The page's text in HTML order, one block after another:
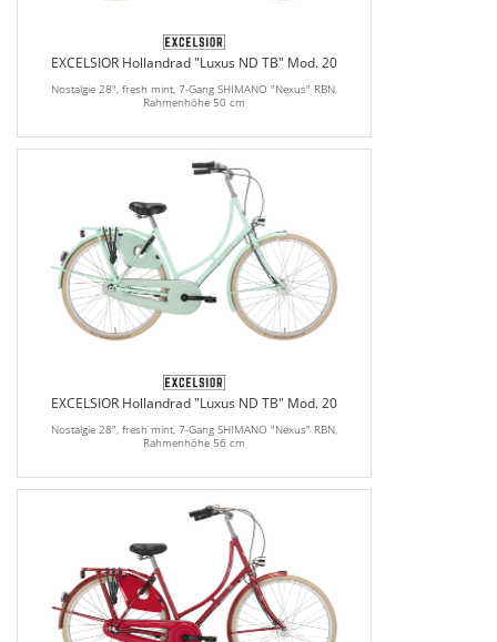
EXCELSIOR Hollandrad "Luxus ND TB" Mod. 20
Nostalgie 28", fresh mint, 7-Gang SHIMANO "Nexus" RBN,
Rahmenhöhe 50 cm
EXCELSIOR Hollandrad "Luxus ND TB" Mod. 20
Nostalgie 28", fresh mint, 7-Gang SHIMANO "Nexus" RBN,
Rahmenhöhe 56 cm